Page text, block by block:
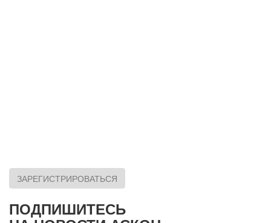
ЗАРЕГИСТРИРОВАТЬСЯ
ПОДПИШИТЕСЬ